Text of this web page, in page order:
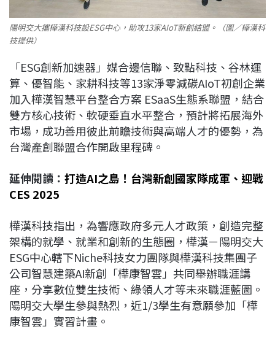
陽明交大攜樺漢科技設ESG中心，助攻13家AIoT新創結盟。（圖／樺漢科
技提供）
「ESG創新加速器」媒合邊信聯、致點科技、谷林運
算、優智能、家耕科技等13家淨零減碳AIoT初創企業
加入樺漢智慧平台整合方案 ESaaS生態系聯盟，結合
雙方核心技術、軟硬垂直水平整合，預計將拓展海外
市場，成功善用彼此前瞻技術與高端人才的優勢，為
台灣產創聯盟合作開啟里程碑。
延伸閱讀： 打造AI之島！台灣新創國家隊成軍、迎戰
CES 2025
樺漢科技指出，為響應政府多元人才政策，創造完整
架構的就學、就業和創新的生態圈，樺漢－陽明交大
ESG中心轄下Niche科技女力團隊與樺漢科技集團子
公司智慧建築AI新創「樺康智雲」共同舉辦職涯講
座，分享數位雙生技術、綠領人才等未來職涯藍圖。
陽明交大學生參與熱烈，近1/3學生有意願參加「樺
康智雲」實習計畫。